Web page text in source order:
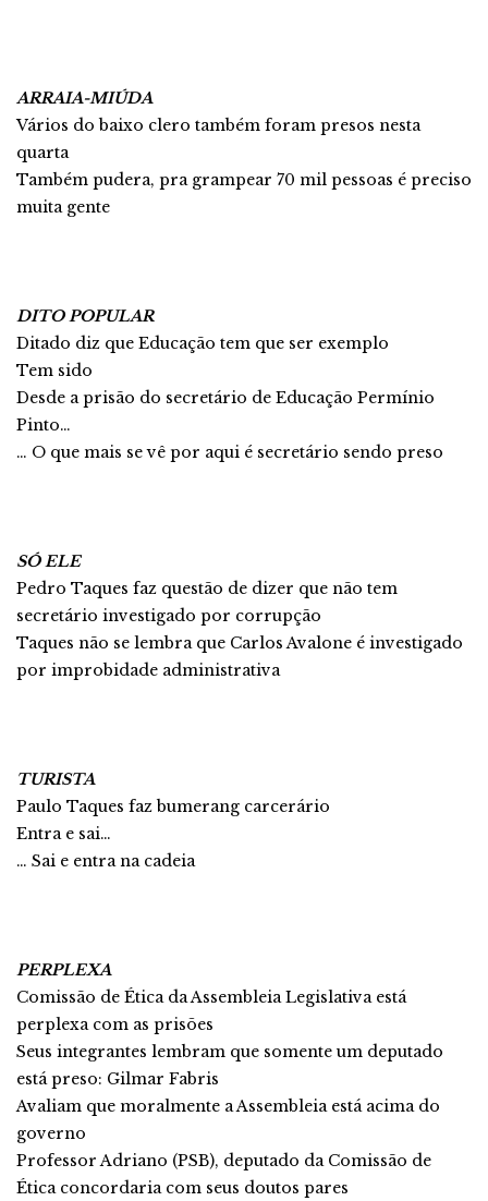
ARRAIA-MIÚDA
Vários do baixo clero também foram presos nesta
quarta
Também pudera, pra grampear 70 mil pessoas é preciso
muita gente
DITO POPULAR
Ditado diz que Educação tem que ser exemplo
Tem sido
Desde a prisão do secretário de Educação Permínio
Pinto…
… O que mais se vê por aqui é secretário sendo preso
SÓ ELE
Pedro Taques faz questão de dizer que não tem
secretário investigado por corrupção
Taques não se lembra que Carlos Avalone é investigado
por improbidade administrativa
TURISTA
Paulo Taques faz bumerang carcerário
Entra e sai…
… Sai e entra na cadeia
PERPLEXA
Comissão de Ética da Assembleia Legislativa está
perplexa com as prisões
Seus integrantes lembram que somente um deputado
está preso: Gilmar Fabris
Avaliam que moralmente a Assembleia está acima do
governo
Professor Adriano (PSB), deputado da Comissão de
Ética concordaria com seus doutos pares